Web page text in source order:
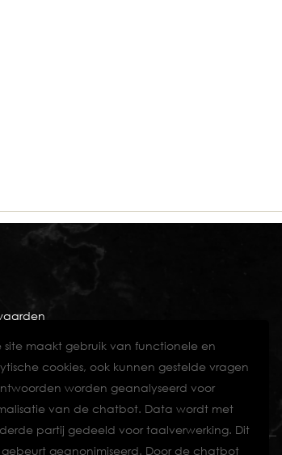
site maakt gebruik van functionele en
cookies, ook kunnen gestelde vragen
worden geanalyseerd voor
van de chatbot. Data wordt met
partij gedeeld voor taalverwerking. Dit
gebeurt geanonimiseerd. Door de chatbot